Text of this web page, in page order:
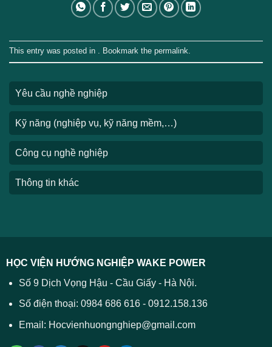
Yêu cầu nghề nghiệp
Kỹ năng (nghiệp vụ, kỹ năng mềm,…)
Công cụ nghề nghiệp
Thông tin khác
This entry was posted in . Bookmark the permalink
HỌC VIỆN HƯỚNG NGHIỆP WAKE POWER
Số 9 Dịch Vọng Hậu - Cầu Giấy - Hà Nội.
Số điện thoại: 0984 686 616 - 0912.158.136
Email: Hocvienhuongnghiep@gmail.com